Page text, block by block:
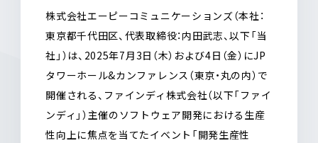
株式会社エーピーコミュニケーションズ（本社：
東京都千代田区、代表取締役：内田武志、以下「当
社」）は、2025年7月3日（木）および4日（金）にJP
タワーホール&カンファレンス（東京・丸の内）で
開催される、ファインディ株式会社（以下「ファイ
ンディ」）主催のソフトウェア開発における生産
性向上に焦点を当てたイベント「開発生産性